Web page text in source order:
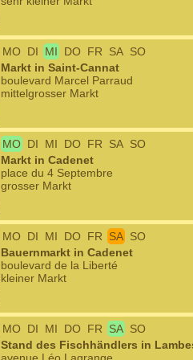
MO DI MI DO FR SA SO
Markt in Saint-Cannat
boulevard Marcel Parraud
mittelgrosser Markt
MO DI MI DO FR SA SO
Markt in Cadenet
place du 4 Septembre
grosser Markt
MO DI MI DO FR SA SO
Bauernmarkt in Cadenet
boulevard de la Liberté
kleiner Markt
MO DI MI DO FR SA SO
Stand des Fischhändlers in